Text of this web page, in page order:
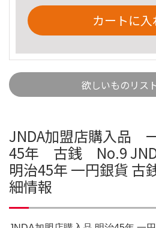
カートに入
欲しいものリス
JNDA加盟店購入品
45年 古銭 No.9
明治45年 一円銀貨 古
細情報